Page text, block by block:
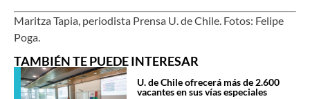
Maritza Tapia, periodista Prensa U. de Chile. Fotos: Felipe
Poga.
TAMBIÉN TE PUEDE INTERESAR
U. de Chile ofrecerá más de 2.600
vacantes en sus vías especiales